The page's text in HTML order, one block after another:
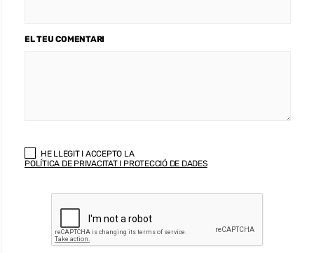
EL TEU COMENTARI
HE LLEGIT I ACCEPTO LA
POLÍTICA DE PRIVACITAT I PROTECCIÓ DE DADES